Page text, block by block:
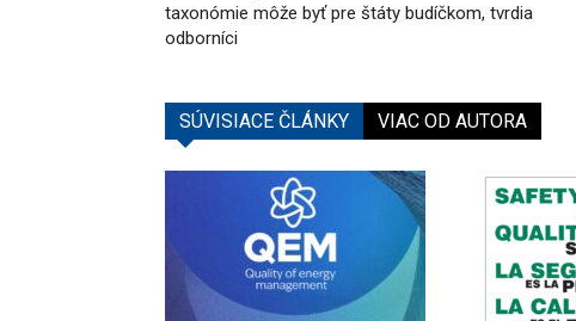
taxonómie môže byť pre štáty budíčkom, tvrdia
odborníci
SÚVISIACE ČLÁNKY VIAC OD AUTORA